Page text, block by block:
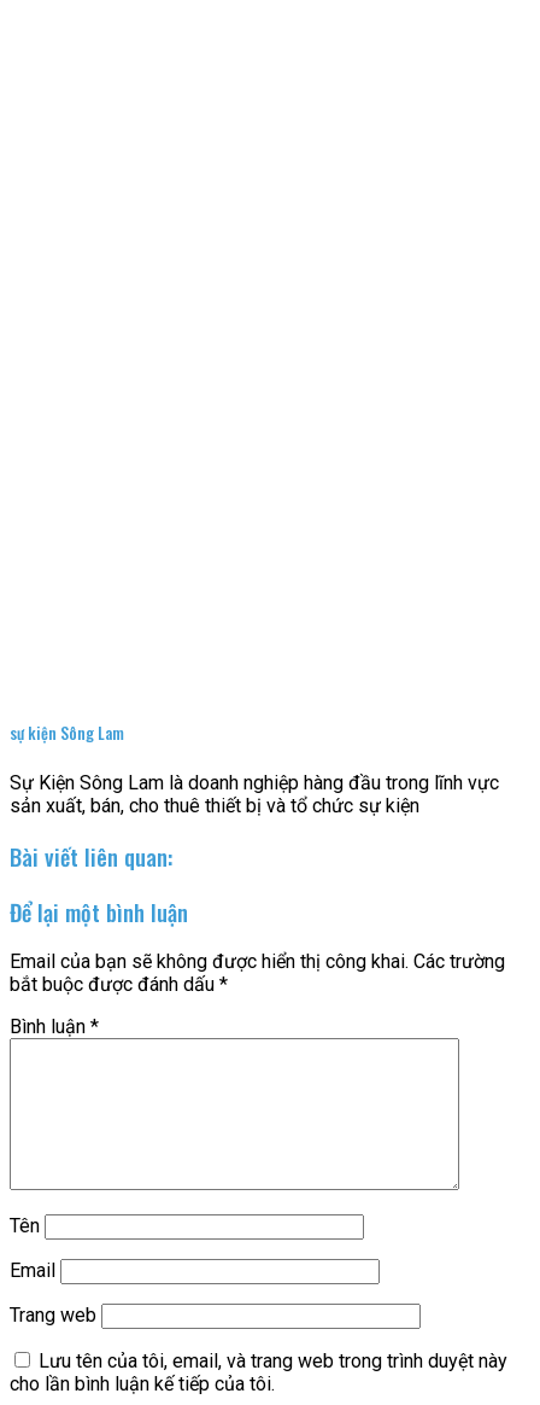
sự kiện Sông Lam
Sự Kiện Sông Lam là doanh nghiệp hàng đầu trong lĩnh vực
sản xuất, bán, cho thuê thiết bị và tổ chức sự kiện
Bài viết liên quan:
Để lại một bình luận
Email của bạn sẽ không được hiển thị công khai. Các trường
bắt buộc được đánh dấu *
Bình luận *
Tên
Email
Trang web
Lưu tên của tôi, email, và trang web trong trình duyệt này
cho lần bình luận kế tiếp của tôi.